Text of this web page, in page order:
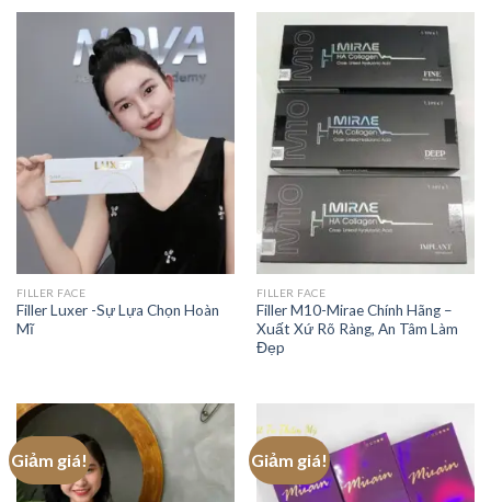
5 sao
FILLER FACE
Filler Luxer -Sự Lựa Chọn Hoàn
Mĩ
FILLER FACE
Filler M10-Mirae Chính Hãng –
Xuất Xứ Rõ Ràng, An Tâm Làm
Đẹp
Giảm giá! Giảm giá!